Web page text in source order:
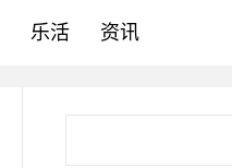
乐活 资讯